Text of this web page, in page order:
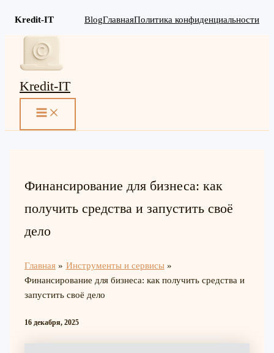
Kredit-IT BlogГлавнаяПолитика конфиденциальности
Перейти
содержимому
Kredit-IT
MAIN
Финансирование для бизнеса: как
получить средства и запустить своё
дело
Главная
Инструменты и сервисы
Финансирование для бизнеса: как получить средства и
запустить своё дело
16 декабря, 2025